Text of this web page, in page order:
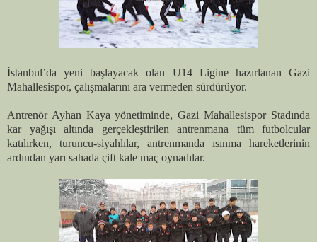
İstanbul’da yeni başlayacak olan U14 Ligine hazırlanan Gazi
Mahallesispor, çalışmalarını ara vermeden sürdürüyor.
Antrenör Ayhan Kaya yönetiminde, Gazi Mahallesispor Stadında
kar yağışı altında gerçekleştirilen antrenmana tüm futbolcular
katılırken, turuncu-siyahlılar, antrenmanda ısınma hareketlerinin
ardından yarı sahada çift kale maç oynadılar.